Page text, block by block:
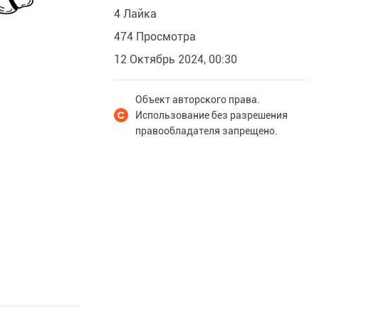
4 Лайка
474 Просмотра
12 Октябрь 2024, 00:30
Объект авторского права.
Использование без разрешения
правообладателя запрещено.